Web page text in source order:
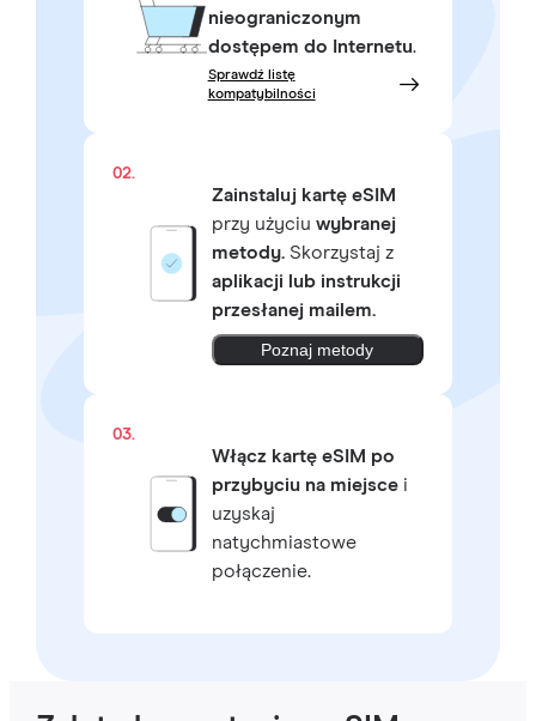
nieograniczonym
dostępem do Internetu.
Sprawdź listę
kompatybilności
02.
Zainstaluj kartę eSIM
przy użyciu wybranej
metody.Skorzystaj z
aplikacji lub instrukcji
przesłanej mailem.
Poznaj metody
03.
Włącz kartę eSIM po
przybyciu na miejscei
uzyskaj
natychmiastowe
połączenie.